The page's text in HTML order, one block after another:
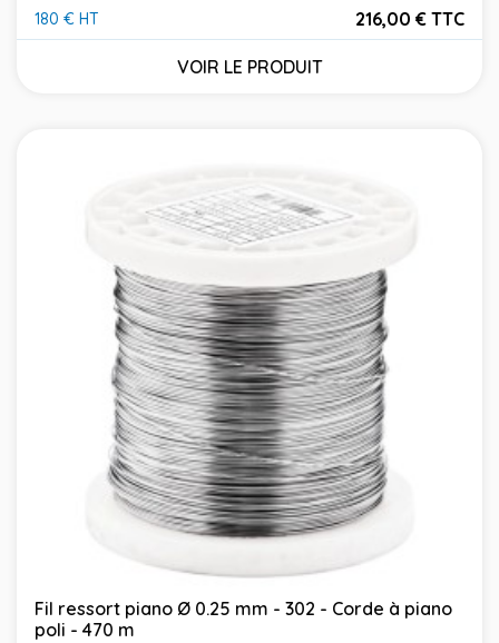
180 € HT
Prix
216,00 € TTC
VOIR LE PRODUIT
Fil ressort piano Ø 0.25 mm - 302 - Corde à piano
poli - 470 m